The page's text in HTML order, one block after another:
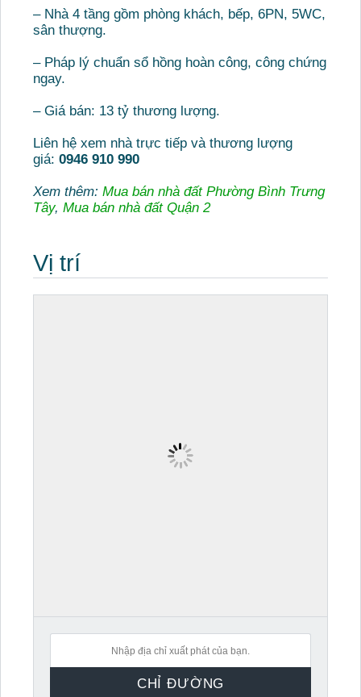
– Nhà 4 tầng gồm phòng khách, bếp, 6PN, 5WC,
sân thượng.
– Pháp lý chuẩn sổ hồng hoàn công, công chứng
ngay.
– Giá bán: 13 tỷ thương lượng.
Liên hệ xem nhà trực tiếp và thương lượng
giá: 0946 910 990
Xem thêm: Mua bán nhà đất Phường Bình Trưng
Tây, Mua bán nhà đất Quận 2
Vị trí